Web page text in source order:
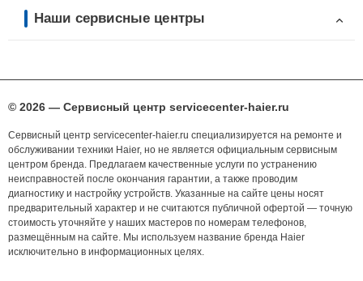
Наши сервисные центры
© 2026 — Сервисный центр servicecenter-haier.ru
Сервисный центр servicecenter-haier.ru специализируется на ремонте и
обслуживании техники Haier, но не является официальным сервисным
центром бренда. Предлагаем качественные услуги по устранению
неисправностей после окончания гарантии, а также проводим
диагностику и настройку устройств. Указанные на сайте цены носят
предварительный характер и не считаются публичной офертой — точную
стоимость уточняйте у наших мастеров по номерам телефонов,
размещённым на сайте. Мы используем название бренда Haier
исключительно в информационных целях.